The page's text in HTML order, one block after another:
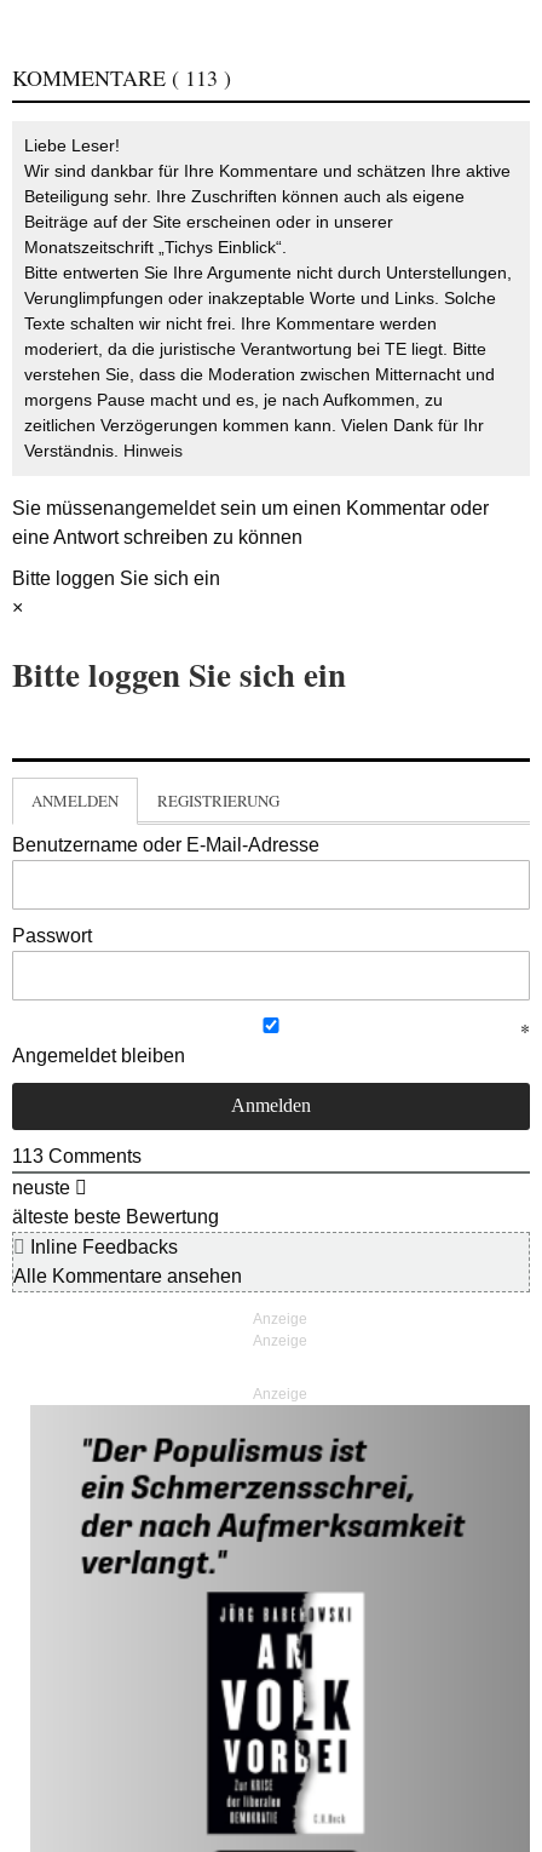
KOMMENTARE ( 113 )
Liebe Leser!
Wir sind dankbar für Ihre Kommentare und schätzen Ihre aktive
Beteiligung sehr. Ihre Zuschriften können auch als eigene
Beiträge auf der Site erscheinen oder in unserer
Monatszeitschrift „Tichys Einblick“.
Bitte entwerten Sie Ihre Argumente nicht durch Unterstellungen,
Verunglimpfungen oder inakzeptable Worte und Links. Solche
Texte schalten wir nicht frei. Ihre Kommentare werden
moderiert, da die juristische Verantwortung bei TE liegt. Bitte
verstehen Sie, dass die Moderation zwischen Mitternacht und
morgens Pause macht und es, je nach Aufkommen, zu
zeitlichen Verzögerungen kommen kann. Vielen Dank für Ihr
Verständnis. Hinweis
Sie müssenangemeldetsein um einen Kommentar oder
eine Antwort schreiben zu können
Bitte loggen Sie sich ein
×
Bitte loggen Sie sich ein
ANMELDEN REGISTRIERUNG
Benutzername oder E-Mail-Adresse
Passwort
Angemeldet bleiben
113 Comments
neuste
älteste beste Bewertung
Inline Feedbacks
Alle Kommentare ansehen
Anzeige